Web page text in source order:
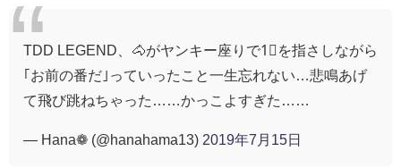
TDD LEGEND、🐴がヤンキー座りで1⃣を指さしながら
｢お前の番だ｣っていったこと一生忘れない…悲鳴あげ
て飛び跳ねちゃった……かっこよすぎた……
— Hana❁ (@hanahama13) 2019年7月15日